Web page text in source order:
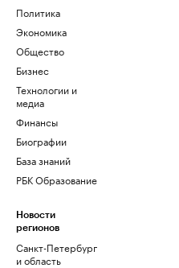
Политика
Экономика
Общество
Бизнес
Технологии и
медиа
Финансы
Биографии
База знаний
РБК Образование
Новости
регионов
Санкт-Петербург
и область